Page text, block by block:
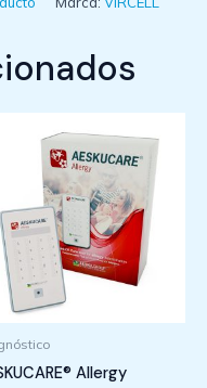
Allergy